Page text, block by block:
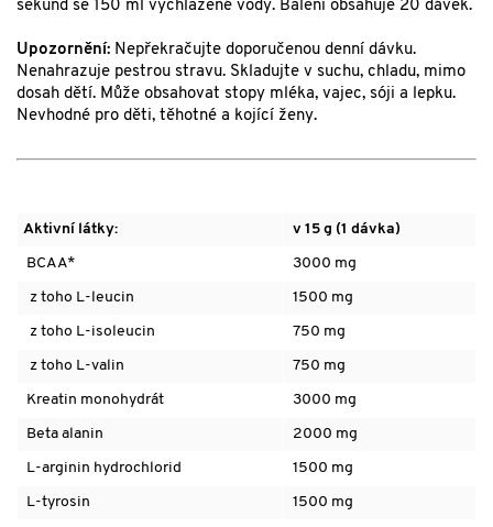
sekund se 150 ml vychlazené vody. Balení obsahuje 20 dávek.
Upozornění: Nepřekračujte doporučenou denní dávku.
Nenahrazuje pestrou stravu. Skladujte v suchu, chladu, mimo
dosah dětí. Může obsahovat stopy mléka, vajec, sóji a lepku.
Nevhodné pro děti, těhotné a kojící ženy.
Aktivní látky: v 15 g (1 dávka)
BCAA* 3000 mg
z toho L-leucin 1500 mg
z toho L-isoleucin 750 mg
z toho L-valin 750 mg
Kreatin monohydrát 3000 mg
Beta alanin 2000 mg
L-arginin hydrochlorid 1500 mg
L-tyrosin 1500 mg